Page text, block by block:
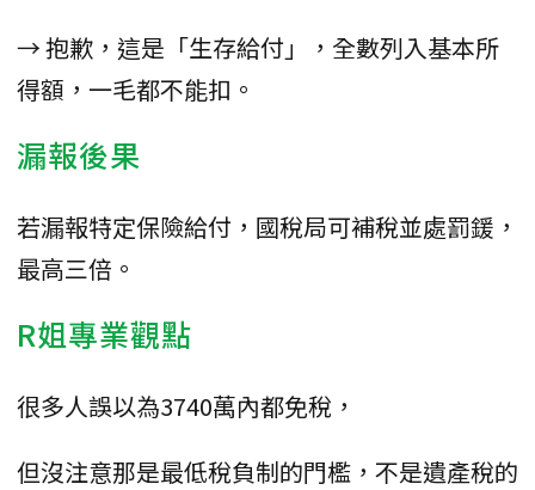
→ 抱歉，這是「生存給付」，全數列入基本所
得額，一毛都不能扣。
漏報後果
若漏報特定保險給付，國稅局可補稅並處罰鍰，
最高三倍。
R姐專業觀點
很多人誤以為3740萬內都免稅，
但沒注意那是最低稅負制的門檻，不是遺產稅的